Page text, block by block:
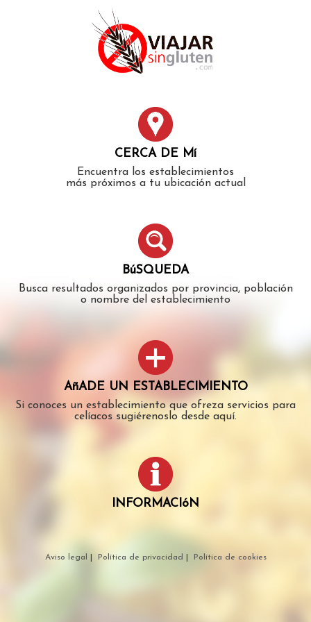
CERCA DE Mí
Encuentra los establecimientos
más próximos a tu ubicación actual
BúSQUEDA
Busca resultados organizados por provincia, población
o nombre del establecimiento
AñADE UN ESTABLECIMIENTO
Si conoces un establecimiento que ofreza servicios para
celíacos sugiérenoslo desde aquí.
INFORMACIóN
Aviso legal Política de privacidad Política de cookies
authorized to show the cookie declaration for domain group
ID 546ddaab-b478-4440-aa8a-3b0205284212. Please add it to
the domain group in the Cookiebot Manager to authorize